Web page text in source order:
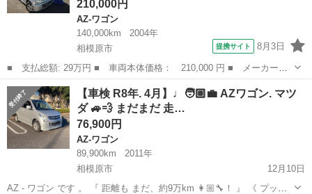
210,000円
AZ-ワゴン
140,000km
2004年
相模原市
提携サイト 8月3日
■ 支払総額: 29万円 ■ 車両本体価格： 210,000 円 ■ メーカー
名： マツダ ■ 車種名： ＡＺワゴン ■ グレード名： ＦＸ ５
ＭＴ タイミングチェーン ＳＤナビＴＶ ＥＴＣ キーレス アル
ミ ■ 排気量：...
神奈川 相模原市 AZ-ワゴン
【車検 R8年. 4月】♩🧑🏼‍💼 AZワゴン. マツ
ダ 🚙💨 まだまだ 走…
76,900円
AZ-ワゴン
89,900km
2011年
相模原市
12月10日
AZ - ワゴン です 。 『 距離も まだ、約9万km 👩🏼‍🔧！ 』 《 プッシ